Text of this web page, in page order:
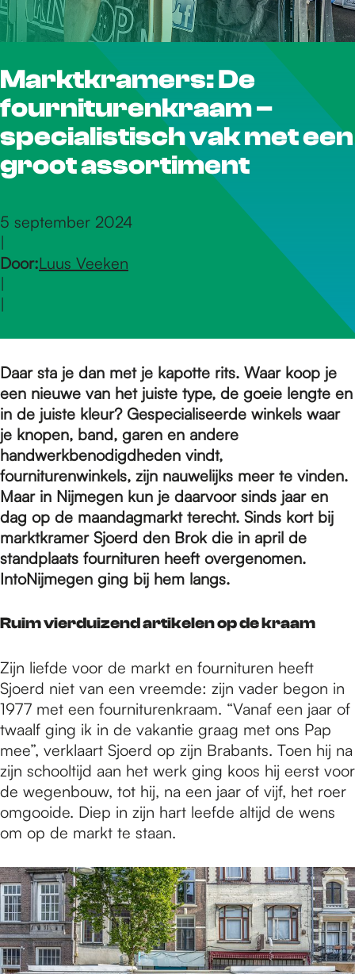
r
d
e
e
p
a
g
e
Marktkramers: De
fourniturenkraam –
specialistisch vak met een
groot assortiment
5 september 2024
|
Door:Luus Veeken
|
|
Daar sta je dan met je kapotte rits. Waar koop je
een nieuwe van het juiste type, de goeie lengte en
in de juiste kleur? Gespecialiseerde winkels waar
je knopen, band, garen en andere
handwerkbenodigdheden vindt,
fourniturenwinkels, zijn nauwelijks meer te vinden.
Maar in Nijmegen kun je daarvoor sinds jaar en
dag op de maandagmarkt terecht. Sinds kort bij
marktkramer Sjoerd den Brok die in april de
standplaats fournituren heeft overgenomen.
IntoNijmegen ging bij hem langs.
Ruim vierduizend artikelen op de kraam
Zijn liefde voor de markt en fournituren heeft
Sjoerd niet van een vreemde: zijn vader begon in
1977 met een fourniturenkraam. “Vanaf een jaar of
twaalf ging ik in de vakantie graag met ons Pap
mee”, verklaart Sjoerd op zijn Brabants. Toen hij na
zijn schooltijd aan het werk ging koos hij eerst voor
de wegenbouw, tot hij, na een jaar of vijf, het roer
omgooide. Diep in zijn hart leefde altijd de wens
om op de markt te staan.